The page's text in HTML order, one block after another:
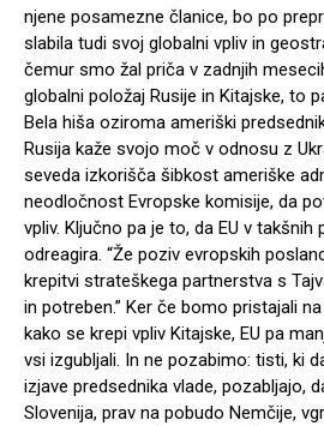
njene posamezne članice, bo po
slabila tudi svoj globalni vpliv in
čemur smo žal priča v zadnjih
globalni položaj Rusije in Kitajske, to
Bela hiša oziroma ameriški
Rusija kaže svojo moč v odnosu z
seveda izkorišča šibkost ameriške
neodločnost Evropske komisije, da
vpliv. Ključno pa je to, da EU v takšnih
odreagira. “Že poziv evropskih
krepitvi strateškega partnerstva s
in potreben.” Ker če bomo pristajali
kako se krepi vpliv Kitajske, EU pa
vsi izgubljali. In ne pozabimo: tisti, ki
izjave predsednika vlade, pozabljajo,
Slovenija, prav na pobudo Nemčije,